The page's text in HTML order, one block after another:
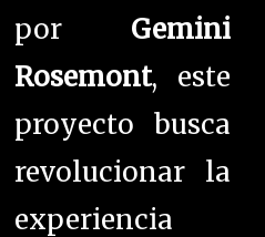
por Gemini
Rosemont, este
proyecto busca
revolucionar la
experiencia